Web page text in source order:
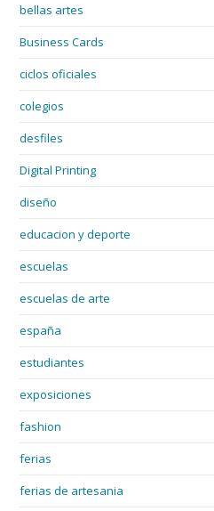
bellas artes
Business Cards
ciclos oficiales
colegios
desfiles
Digital Printing
diseño
educacion y deporte
escuelas
escuelas de arte
españa
estudiantes
exposiciones
fashion
ferias
ferias de artesania